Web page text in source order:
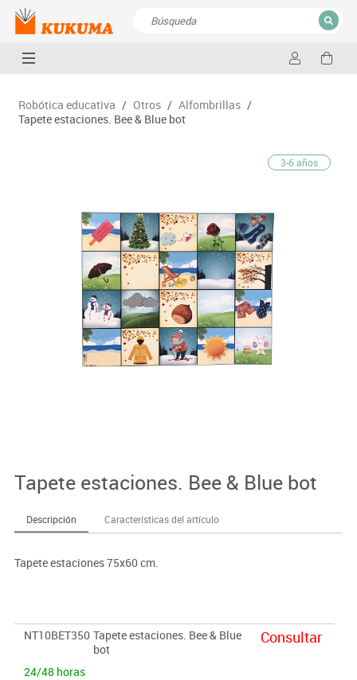
CERRAR
Robótica educativa / Otros / Alfombrillas /
Tapete estaciones. Bee & Blue bot
3-6 años
Tapete estaciones. Bee & Blue bot
Descripción Características del artículo
Tapete estaciones 75x60 cm.
NT10BET350 Tapete estaciones. Bee & Blue
bot
24/48 horas
Consultar